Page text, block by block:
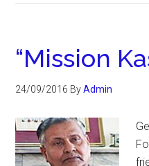
“Mission
24/09/2016 ByAdmin